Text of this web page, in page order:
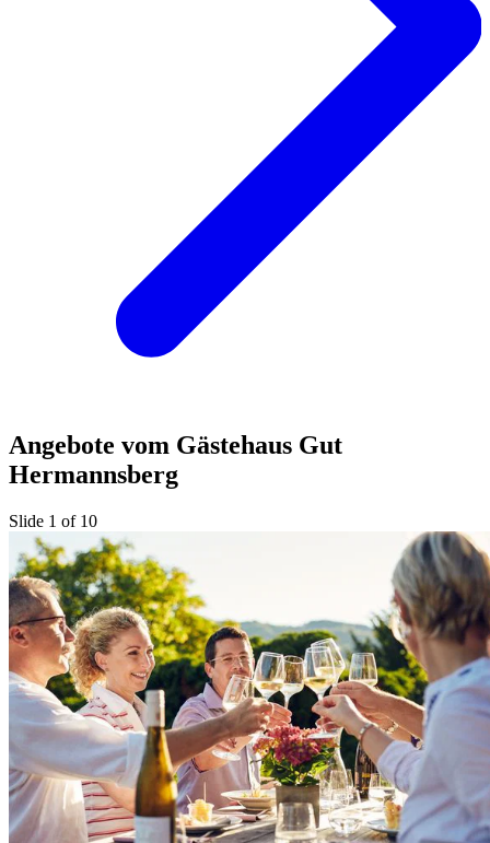
Angebote vom Gästehaus Gut
Hermannsberg
Slide 1 of 10